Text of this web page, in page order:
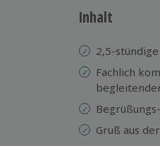
Inhalt
2,5-
Fachlich
Gruß aus